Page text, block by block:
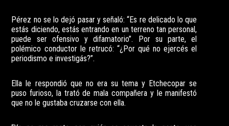
Pérez no se lo dejó pasar y señaló: “Es re delicado lo que
estás diciendo, estás entrando en un terreno tan personal,
puede ser ofensivo y difamatorio”. Por su parte, el
polémico conductor le retrucó: “¿Por qué no ejercés el
periodismo e investigás?”.
Ella le respondió que no era su tema y Etchecopar se
puso furioso, la trató de mala compañera y le manifestó
que no le gustaba cruzarse con ella.